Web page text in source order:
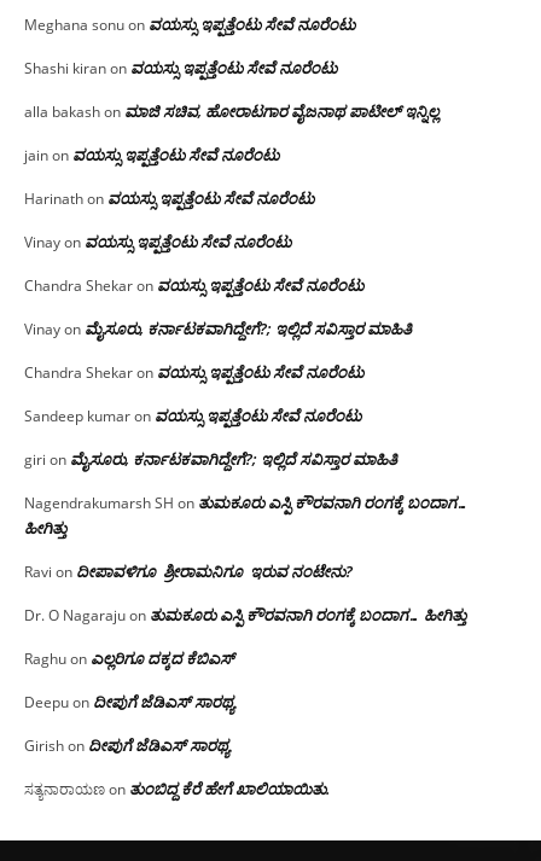
Meghana sonuon ವಯಸ್ಸು ಇಪ್ಪತ್ತೆಂಟು ಸೇವೆ ನೂರೆಂಟು
Shashi kiranon ವಯಸ್ಸು ಇಪ್ಪತ್ತೆಂಟು ಸೇವೆ ನೂರೆಂಟು
alla bakashon ಮಾಜಿ ಸಚಿವ, ಹೋರಾಟಗಾರ ವೈಜನಾಥ ಪಾಟೀಲ್ ಇನ್ನಿಲ್ಲ
jainon ವಯಸ್ಸು ಇಪ್ಪತ್ತೆಂಟು ಸೇವೆ ನೂರೆಂಟು
Harinathon ವಯಸ್ಸು ಇಪ್ಪತ್ತೆಂಟು ಸೇವೆ ನೂರೆಂಟು
Vinayon ವಯಸ್ಸು ಇಪ್ಪತ್ತೆಂಟು ಸೇವೆ ನೂರೆಂಟು
Chandra Shekaron ವಯಸ್ಸು ಇಪ್ಪತ್ತೆಂಟು ಸೇವೆ ನೂರೆಂಟು
Vinayon ಮೈಸೂರು, ಕರ್ನಾಟಕವಾಗಿದ್ದೇಗೆ?; ಇಲ್ಲಿದೆ ಸವಿಸ್ತಾರ ಮಾಹಿತಿ
Chandra Shekaron ವಯಸ್ಸು ಇಪ್ಪತ್ತೆಂಟು ಸೇವೆ ನೂರೆಂಟು
Sandeep kumaron ವಯಸ್ಸು ಇಪ್ಪತ್ತೆಂಟು ಸೇವೆ ನೂರೆಂಟು
giri on ಮೈಸೂರು, ಕರ್ನಾಟಕವಾಗಿದ್ದೇಗೆ?; ಇಲ್ಲಿದೆ ಸವಿಸ್ತಾರ ಮಾಹಿತಿ
Nagendrakumarsh SH on ತುಮಕೂರು ಎಸ್ಪಿ ಕೌರವನಾಗಿ ರಂಗಕ್ಕೆ ಬಂದಾಗ…
ಹೀಗಿತ್ತು
Ravi on ದೀಪಾವಳಿಗೂ ಶ್ರೀರಾಮನಿಗೂ ಇರುವ ನಂಟೇನು?
Dr. O Nagarajuon ತುಮಕೂರು ಎಸ್ಪಿ ಕೌರವನಾಗಿ ರಂಗಕ್ಕೆ ಬಂದಾಗ… ಹೀಗಿತ್ತು
Raghuon ಎಲ್ಲರಿಗೂ ದಕ್ಕದ ಕೆಬಿಎಸ್
Deepuon ದೀಪುಗೆ ಜೆಡಿಎಸ್ ಸಾರಥ್ಯ
Girishon ದೀಪುಗೆ ಜೆಡಿಎಸ್ ಸಾರಥ್ಯ
ಸತ್ಯನಾರಾಯಣon ತುಂಬಿದ್ದ ಕೆರೆ ಹೇಗೆ ಖಾಲಿಯಾಯಿತು.